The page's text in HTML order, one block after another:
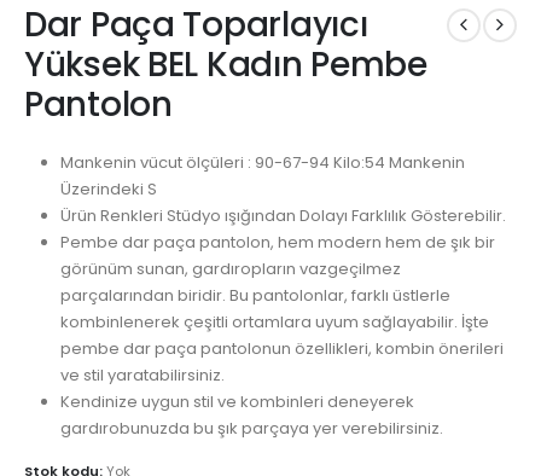
Dar Paça Toparlayıcı
Yüksek BEL Kadın Pembe
Pantolon
Mankenin vücut ölçüleri : 90-67-94 Kilo:54 Mankenin
Üzerindeki S
Ürün Renkleri Stüdyo ışığından Dolayı Farklılık Gösterebilir.
Pembe dar paça pantolon, hem modern hem de şık bir
görünüm sunan, gardıropların vazgeçilmez
parçalarından biridir. Bu pantolonlar, farklı üstlerle
kombinlenerek çeşitli ortamlara uyum sağlayabilir. İşte
pembe dar paça pantolonun özellikleri, kombin önerileri
ve stil yaratabilirsiniz.
Kendinize uygun stil ve kombinleri deneyerek
gardırobunuzda bu şık parçaya yer verebilirsiniz.
Stok kodu:Yok